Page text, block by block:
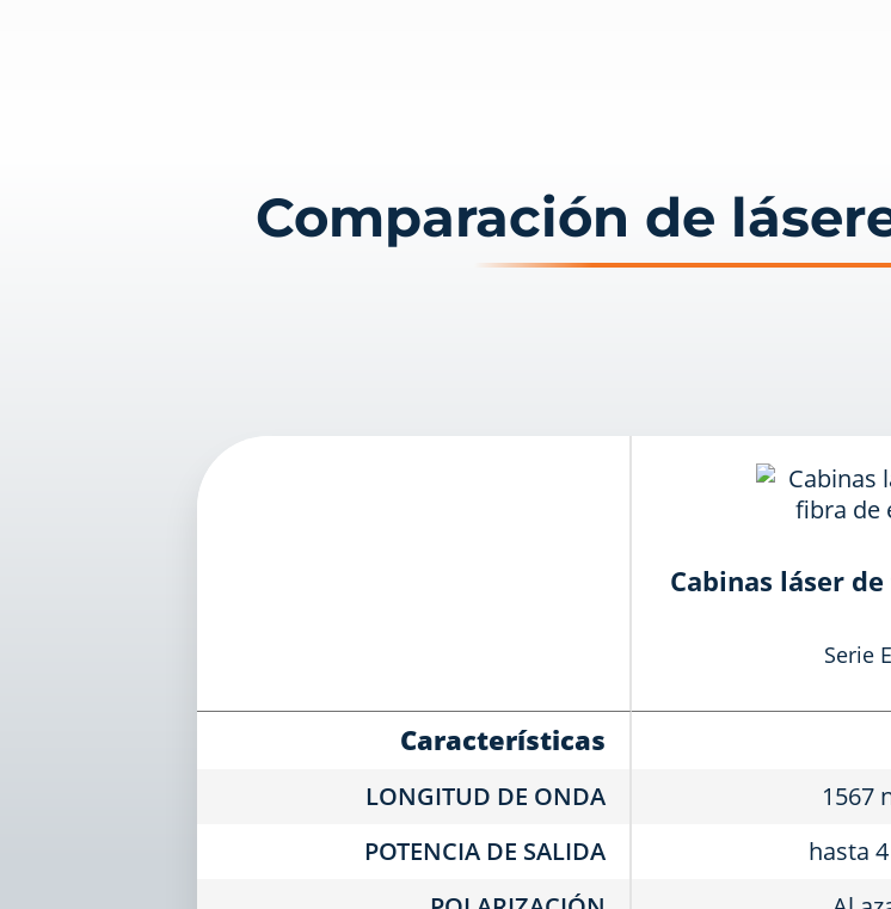
Comparación de
Cabinas láser
Serie
Características
LONGITUD DE ONDA 1567
POTENCIA DE SALIDA
hasta